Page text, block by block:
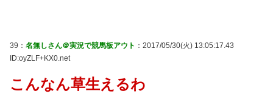
39： 名無しさん＠実況で競馬板アウト ：2017/05/30(火) 13:05:17.43
ID:oyZLF+KX0.net
こんなん草生えるわ